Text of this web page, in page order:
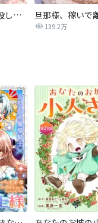
後悔はいいから殺してください
139.2万